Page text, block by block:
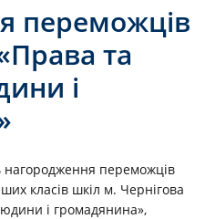
переможців
та
і
нагородження переможців
класів шкіл м. Чернігова
і громадянина»,